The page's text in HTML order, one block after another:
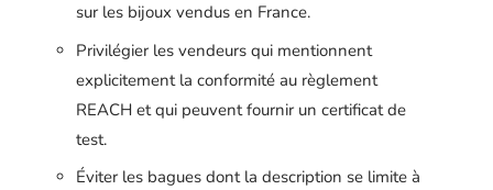
sur les bijoux vendus en France.
Privilégier les vendeurs qui mentionnent
explicitement la conformité au règlement
REACH et qui peuvent fournir un certificat de
test.
Éviter les bagues dont la description se limite à